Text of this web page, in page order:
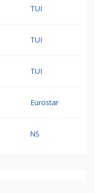
TUI
TUI
TUI
Eurostar
NS